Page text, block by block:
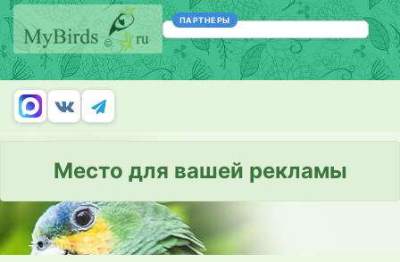
ПАРТНЕРЫ
Место для вашей рекламы